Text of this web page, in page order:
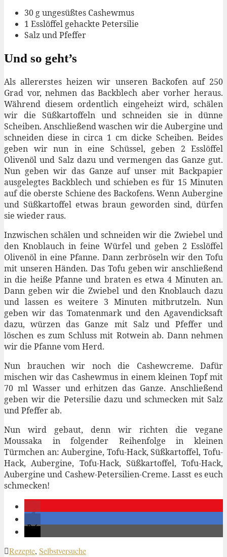
30 g ungesüßtes Cashewmus
1 Esslöffel gehackte Petersilie
Salz und Pfeffer
Und so geht’s
Als allererstes heizen wir unseren Backofen auf 250
Grad vor, nehmen das Backblech aber vorher heraus.
Während diesem ordentlich eingeheizt wird, schälen
wir die Süßkartoffeln und schneiden sie in dünne
Scheiben. Anschließend waschen wir die Aubergine und
schneiden diese in circa 1 cm dicke Scheiben. Beides
geben wir nun in eine Schüssel, geben 2 Esslöffel
Olivenöl und Salz dazu und vermengen das Ganze gut.
Nun geben wir das Ganze auf unser mit Backpapier
ausgelegtes Backblech und schieben es für 15 Minuten
auf die oberste Schiene des Backofens. Wenn Aubergine
und Süßkartoffel etwas braun geworden sind, dürfen
sie wieder raus.
Inzwischen schälen und schneiden wir die Zwiebel und
den Knoblauch in feine Würfel und geben 2 Esslöffel
Olivenöl in eine Pfanne. Dann zerbröseln wir den Tofu
mit unseren Händen. Das Tofu geben wir anschließend
in die heiße Pfanne und braten es etwa 4 Minuten an.
Dann geben wir die Zwiebel und den Knoblauch dazu
und lassen es weitere 3 Minuten mitbrutzeln. Nun
geben wir das Tomatenmark und den Agavendicksaft
dazu, würzen das Ganze mit Salz und Pfeffer und
löschen es zum Schluss mit Rotwein ab. Dann nehmen
wir die Pfanne vom Herd.
Nun brauchen wir noch die Cashewcreme. Dafür
mischen wir das Cashewmus in einem kleinen Topf mit
70 ml Wasser und erhitzen das Ganze. Anschließend
geben wir die Petersilie dazu und schmecken mit Salz
und Pfeffer ab.
Nun wird gebaut, denn wir richten die vegane
Moussaka in folgender Reihenfolge in kleinen
Türmchen an: Aubergine, Tofu-Hack, Süßkartoffel, Tofu-
Hack, Aubergine, Tofu-Hack, Süßkartoffel, Tofu-Hack,
Aubergine und Cashew-Petersilien-Creme. Lasst es euch
schmecken!
Rezepte, Selbstversuche